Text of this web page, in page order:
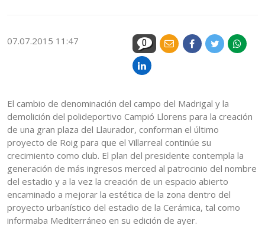
07.07.2015 11:47 0
El cambio de denominación del campo del Madrigal y la
demolición del polideportivo Campió Llorens para la creación
de una gran plaza del Llaurador, conforman el último
proyecto de Roig para que el Villarreal continúe su
crecimiento como club. El plan del presidente contempla la
generación de más ingresos merced al patrocinio del nombre
del estadio y a la vez la creación de un espacio abierto
encaminado a mejorar la estética de la zona dentro del
proyecto urbanístico del estadio de la Cerámica, tal como
informaba Mediterráneo en su edición de ayer.